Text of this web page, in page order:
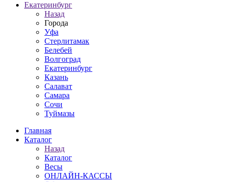
Екатеринбург
Назад
Города
Уфа
Стерлитамак
Белебей
Волгоград
Екатеринбург
Казань
Салават
Самара
Сочи
Туймазы
Главная
Каталог
Назад
Каталог
Весы
ОНЛАЙН-КАССЫ